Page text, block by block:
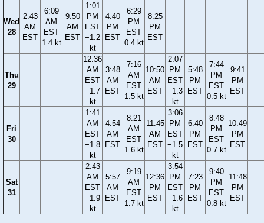
Wed
28
2:43
AM
EST
6:09
AM
EST
1.4 kt
9:50
AM
EST
1:01
PM
EST
−1.2
kt
4:40
PM
EST
6:29
PM
EST
0.4 kt
8:25
PM
EST
Thu
29
12:36
AM
EST
−1.7
kt
3:48
AM
EST
7:16
AM
EST
1.5 kt
10:50
AM
EST
2:07
PM
EST
−1.3
kt
5:48
PM
EST
7:44
PM
EST
0.5 kt
9:41
PM
EST
Fri
30
1:41
AM
EST
−1.8
kt
4:54
AM
EST
8:21
AM
EST
1.6 kt
11:45
AM
EST
3:06
PM
EST
−1.5
kt
6:40
PM
EST
8:48
PM
EST
0.7 kt
10:49
PM
EST
Sat
31
2:43
AM
EST
−1.9
kt
5:57
AM
EST
9:19
AM
EST
1.7 kt
12:36
PM
EST
3:54
PM
EST
−1.6
kt
7:23
PM
EST
9:40
PM
EST
0.8 kt
11:48
PM
EST